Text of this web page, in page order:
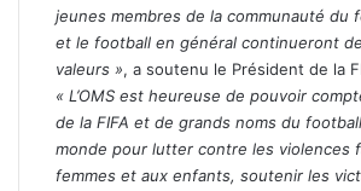
jeunes membres de la communauté du
et le football en général continueront
valeurs », a soutenu le Président de la
« L’OMS est heureuse de pouvoir
de la FIFA et de grands noms du
monde pour lutter contre les violences
femmes et aux enfants, soutenir les